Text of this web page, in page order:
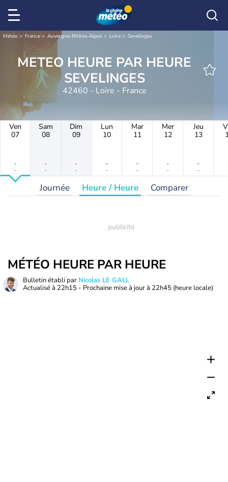
Météo France Auvergne-Rhône-Alpes Loire Sevelinges
METEO HEURE PAR HEURE
SEVELINGES
42460 - Loire - France
Ven
07
-
-
Sam
08
-
-
Dim
09
-
-
Lun
10
-
-
Mar
11
-
-
Mer
12
-
-
Jeu
13
-
-
Journée Heure / Heure Comparer
MÉTÉO HEURE PAR HEURE
Bulletin établi par Nicolas LE GALL
Actualisé à 22h15 - Prochaine mise à jour à 22h45 (heure locale)